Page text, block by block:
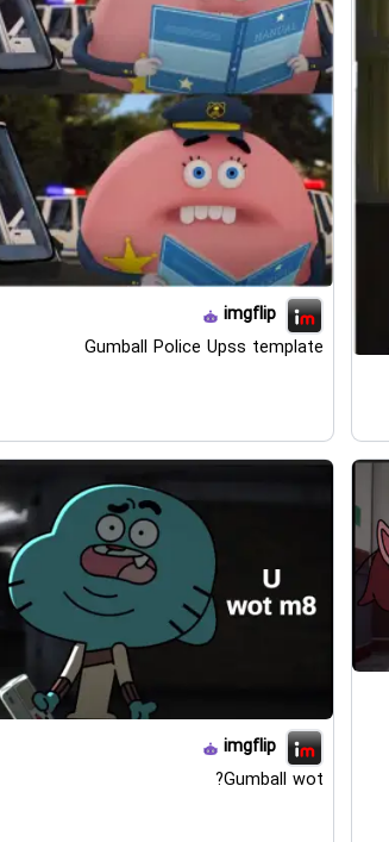
imgflip
Gumball Police Upss template
imgflip
Gumball wot?